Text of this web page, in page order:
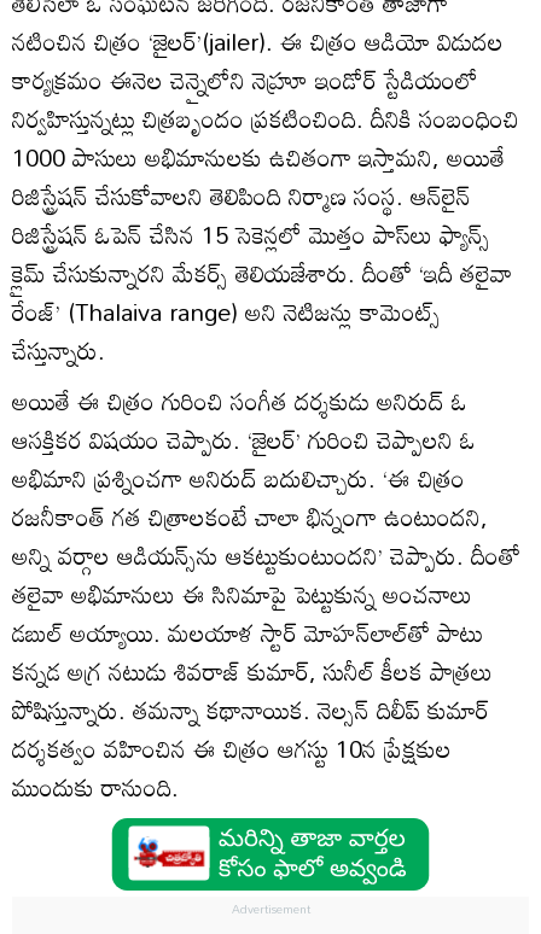
నటించిన చిత్రం ‘జైలర్‌’(jailer). ఈ చిత్రం ఆడియో విడుదల
కార్యక్రమం ఈనెల చెన్నైలోని నెహ్రూ ఇండోర్‌ స్టేడియంలో
నిర్వహిస్తున్నట్లు చిత్రబృందం ప్రకటించింది. దీనికి సంబంధించి
1000 పాసులు అభిమానులకు ఉచితంగా ఇస్తామని, అయితే
రిజిస్ట్రేషన్‌ చేసుకోవాలని తెలిపింది నిర్మాణ సంస్థ. ఆన్‌లైన్‌
రిజిస్ట్రేషన్‌ ఓపెన్‌ చేసిన 15 సెకెన్లలో మొత్తం పాస్‌లు ఫ్యాన్స్‌
క్లైమ్‌ చేసుకున్నారని మేకర్స్‌ తెలియజేశారు. దీంతో ‘ఇదీ తలైవా
రేంజ్‌’ (Thalaiva range) అని నెటిజన్లు కామెంట్స్‌
చేస్తున్నారు.
అయితే ఈ చిత్రం గురించి సంగీత దర్శకుడు అనిరుద్‌ ఓ
ఆసక్తికర విషయం చెప్పారు. ‘జైలర్‌’ గురించి చెప్పాలని ఓ
అభిమాని ప్రశ్నించగా అనిరుద్‌ బదులిచ్చారు. ‘ఈ చిత్రం
రజనీకాంత్‌ గత చిత్రాలకంటే చాలా భిన్నంగా ఉంటుందని,
అన్ని వర్గాల ఆడియన్స్‌ను ఆకట్టుకుంటుందని’ చెప్పారు. దీంతో
తలైవా అభిమానులు ఈ సినిమాపై పెట్టుకున్న అంచనాలు
డబుల్‌ అయ్యాయి. మలయాళ స్టార్‌ మోహన్‌లాల్‌తో పాటు
కన్నడ అగ్ర నటుడు శివరాజ్‌ కుమార్‌, సునీల్‌ కీలక పాత్రలు
పోషిస్తున్నారు. తమన్నా కథానాయిక. నెల్సన్‌ దిలీప్‌ కుమార్‌
దర్శకత్వం వహించిన ఈ చిత్రం ఆగస్టు 10న ప్రేక్షకుల
ముందుకు రానుంది.